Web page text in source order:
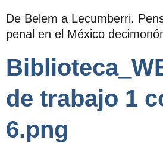
De Belem a Lecumberri.
penal en el México
de trabajo 1
6.png